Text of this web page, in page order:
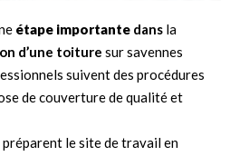
étape importante dans la
d’une toiture sur savennes
suivent des procédures
de couverture de qualité et
préparent le site de travail en